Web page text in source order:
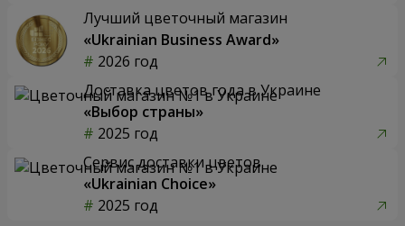
Лучший цветочный магазин
«Ukrainian Business Award»
2026 год
Доставка цветов года в Украине
«Выбор страны»
2025 год
Сервис доставки цветов
«Ukrainian Choice»
2025 год